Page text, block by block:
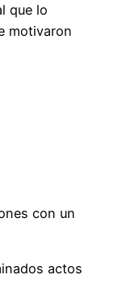
que lo
motivaron
con un
actos